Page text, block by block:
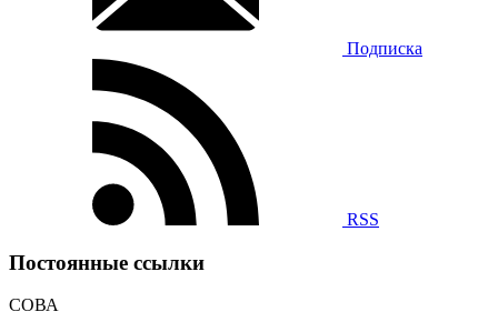
Подписка
RSS
Постоянные ссылки
СОВА